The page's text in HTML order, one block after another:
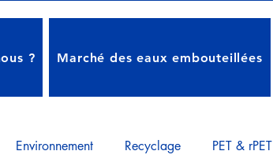
? Marché des eaux embouteillées
Environnement Recyclage PET & rPET